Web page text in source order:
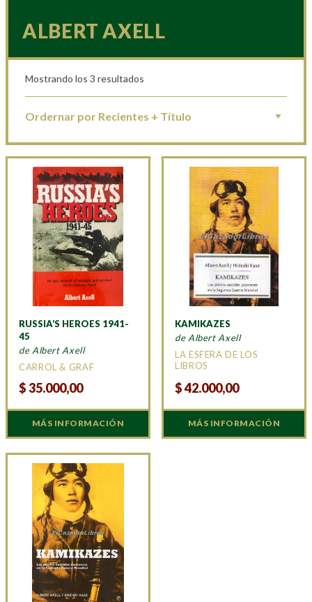
ALBERT AXELL
Mostrando los 3 resultados
RUSSIA’S HEROES 1941-
45
de Albert Axell
CARROL & GRAF
$35.000,00
MÁS INFORMACIÓN
KAMIKAZES
de Albert Axell
LA ESFERA DE LOS
LIBROS
$42.000,00
MÁS INFORMACIÓN